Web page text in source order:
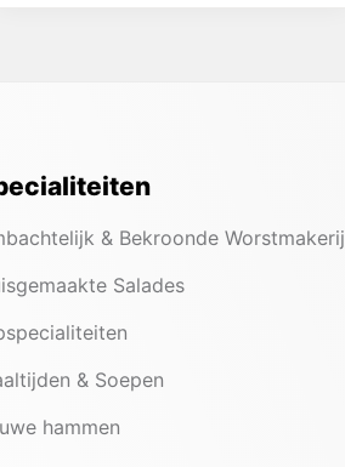
& Bekroonde Worstmakerij
Salades
& Soepen
hammen